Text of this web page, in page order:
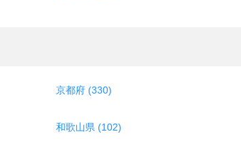
京都府 (330)
和歌山県 (102)